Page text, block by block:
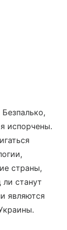
испорчены.
страны,
станут
являются